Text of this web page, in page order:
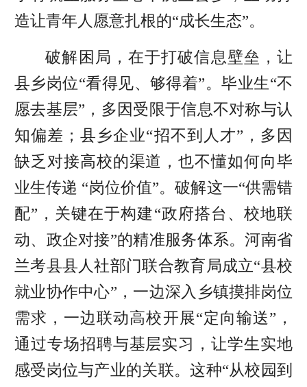
造让青年人愿意扎根的“成长生态”。
破解困局，在于打破信息壁垒，让
县乡岗位“看得见、够得着”。毕业生“不
愿去基层”，多因受限于信息不对称与认
知偏差；县乡企业“招不到人才”，多因
缺乏对接高校的渠道，也不懂如何向毕
业生传递 “岗位价值”。破解这一“供需错
配”，关键在于构建“政府搭台、校地联
动、政企对接”的精准服务体系。河南省
兰考县县人社部门联合教育局成立“县校
就业协作中心”，一边深入乡镇摸排岗位
需求，一边联动高校开展“定向输送”，
通过专场招聘与基层实习，让学生实地
感受岗位与产业的关联。这种“从校园到